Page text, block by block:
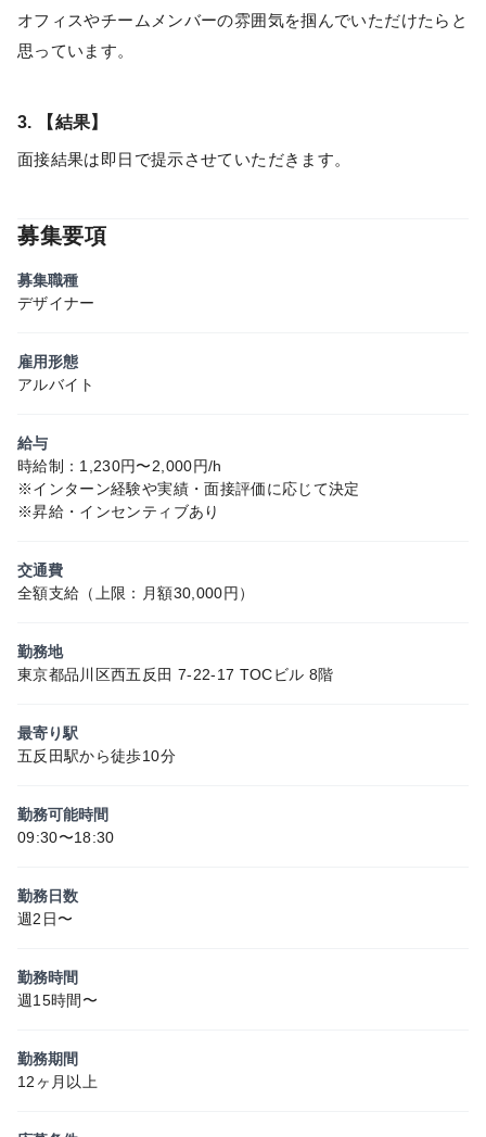
オフィスやチームメンバーの雰囲気を掴んでいただけたらと
思っています。
3. 【結果】
面接結果は即日で提示させていただきます。
募集要項
募集職種
デザイナー
雇用形態
アルバイト
給与
時給制：1,230円〜2,000円/h
※インターン経験や実績・面接評価に応じて決定
※昇給・インセンティブあり
交通費
全額支給（上限：月額30,000円）
勤務地
東京都品川区西五反田 7-22-17 TOCビル 8階
最寄り駅
五反田駅から徒歩10分
勤務可能時間
09:30〜18:30
勤務日数
週2日〜
勤務時間
週15時間〜
勤務期間
12ヶ月以上